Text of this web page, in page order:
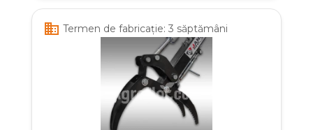
business Termen de fabricație: 3 săptămâni